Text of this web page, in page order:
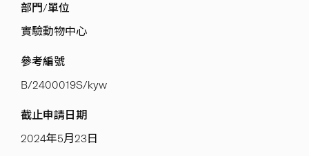
部門/單位
實驗動物中心
參考編號
B/2400019S/kyw
截止申請日期
2024年5月23日